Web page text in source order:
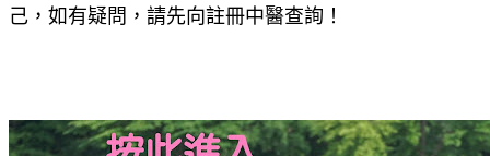
己，如有疑問，請先向註冊中醫查詢！